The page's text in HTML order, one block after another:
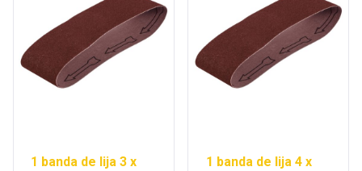
1 banda de lija 3 x
1 banda de lija 4 x